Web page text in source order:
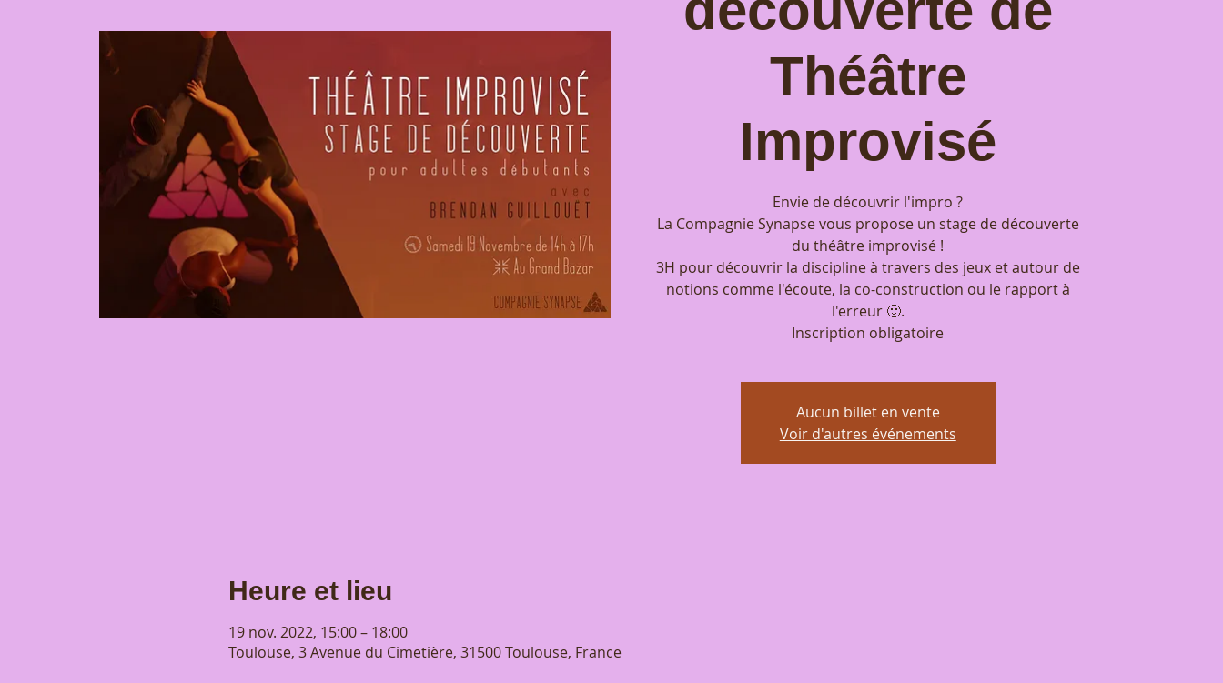
Théâtre
Improvisé
Envie de découvrir l'impro ?
La Compagnie Synapse vous propose un stage de découverte
du théâtre improvisé !
3H pour découvrir la discipline à travers des jeux et autour de
notions comme l'écoute, la co-construction ou le rapport à
l'erreur 🙂.
Inscription obligatoire
Aucun billet en vente
Voir d'autres événements
Heure et lieu
19 nov. 2022, 15:00 – 18:00
Toulouse, 3 Avenue du Cimetière, 31500 Toulouse, France